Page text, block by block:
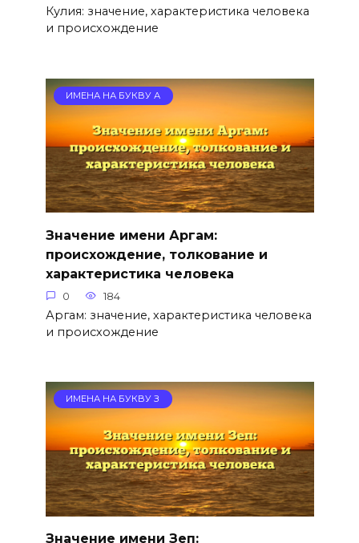
Кулия: значение, характеристика человека
и происхождение
ИМЕНА НА БУКВУ А
Значение имени Аргам:
происхождение, толкование и
характеристика человека
0 184
Аргам: значение, характеристика человека
и происхождение
ИМЕНА НА БУКВУ З
Значение имени Зеп: